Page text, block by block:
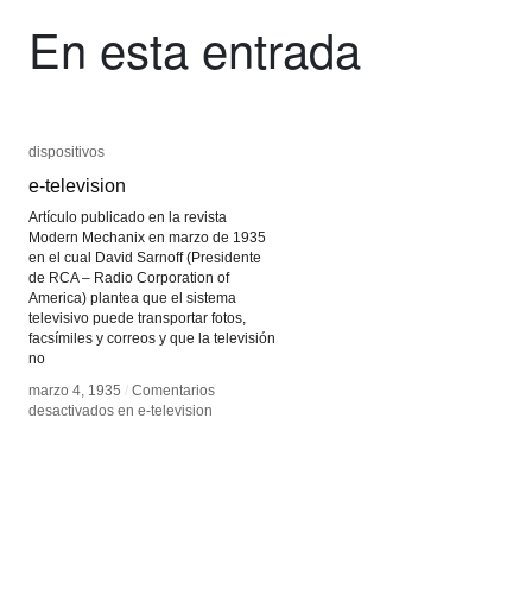
En esta entrada
dispositivos
e-television
Artículo publicado en la revista
Modern Mechanix en marzo de 1935
en el cual David Sarnoff (Presidente
de RCA – Radio Corporation of
America) plantea que el sistema
televisivo puede transportar fotos,
facsímiles y correos y que la televisión
no
marzo 4, 1935 / Comentarios
desactivados en e-television
dispositivos
e-television
marzo 4, 1935 / Comentarios
desactivados en e-television